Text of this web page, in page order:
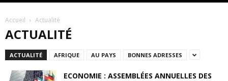
Accueil Actualité
ACTUALITÉ
ACTUALITÉ AFRIQUE AU PAYS BONNES ADRESSES
ECONOMIE : ASSEMBLÉES ANNUELLES DES